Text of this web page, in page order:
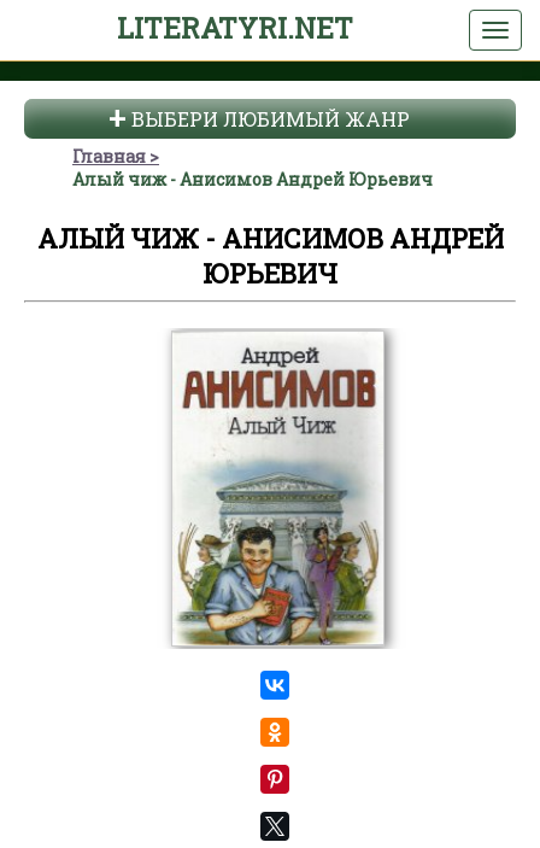
LITERATYRI.NET
ВЫБЕРИ ЛЮБИМЫЙ ЖАНР
Главная
Алый чиж - Анисимов Андрей Юрьевич
АЛЫЙ ЧИЖ - АНИСИМОВ АНДРЕЙ
ЮРЬЕВИЧ